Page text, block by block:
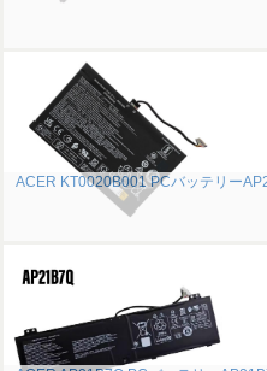
ACER KT0020B001 PCバッテリー